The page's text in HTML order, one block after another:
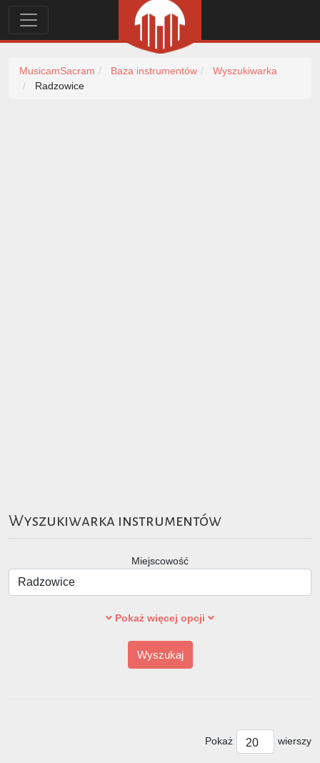
MusicamSacram Baza instrumentów
Wyszukiwarka
Radzowice
Wyszukiwarka instrumentów
Miejscowość
Pokaż więcej opcji
Wyszukaj
Pokaż wierszy